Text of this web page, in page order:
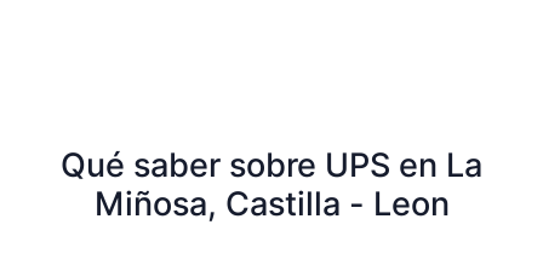
Qué saber sobre UPS en La
Miñosa, Castilla - Leon